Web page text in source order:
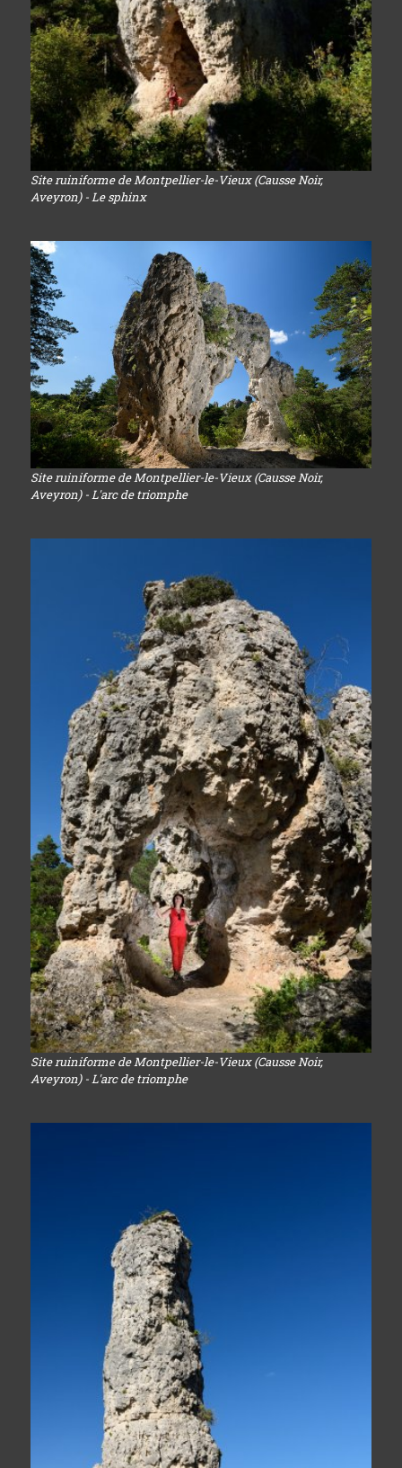
Site ruiniforme de Montpellier-le-Vieux (Causse Noir,
Aveyron) - Le sphinx
Site ruiniforme de Montpellier-le-Vieux (Causse Noir,
Aveyron) - L'arc de triomphe
Site ruiniforme de Montpellier-le-Vieux (Causse Noir,
Aveyron) - L'arc de triomphe